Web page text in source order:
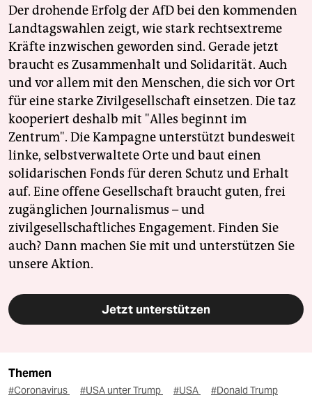
Der drohende Erfolg der AfD bei den kommenden
Landtagswahlen zeigt, wie stark rechtsextreme
Kräfte inzwischen geworden sind. Gerade jetzt
braucht es Zusammenhalt und Solidarität. Auch
und vor allem mit den Menschen, die sich vor Ort
für eine starke Zivilgesellschaft einsetzen. Die taz
kooperiert deshalb mit "Alles beginnt im
Zentrum". Die Kampagne unterstützt bundesweit
linke, selbstverwaltete Orte und baut einen
solidarischen Fonds für deren Schutz und Erhalt
auf. Eine offene Gesellschaft braucht guten, frei
zugänglichen Journalismus – und
zivilgesellschaftliches Engagement. Finden Sie
auch? Dann machen Sie mit und unterstützen Sie
unsere Aktion.
Jetzt unterstützen
Themen
#Coronavirus #USA unter Trump #USA #Donald Trump